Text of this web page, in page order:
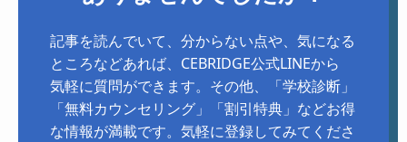
記事を読んでいて、分からない点や、気になる
ところなどあれば、CEBRIDGE公式LINEから
気軽に質問ができます。その他、「学校診断」
「無料カウンセリング」「割引特典」などお得
な情報が満載です。気軽に登録してみてくださ